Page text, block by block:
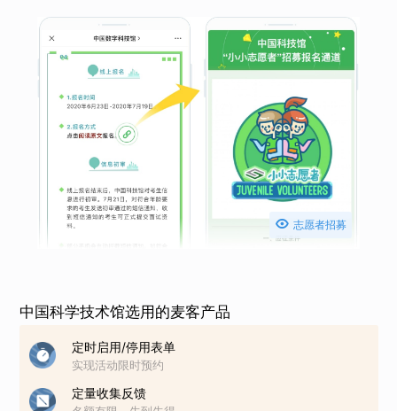
 志愿者招募
中国科学技术馆选用的麦客产品
定时启用/停用表单
实现活动限时预约
定量收集反馈